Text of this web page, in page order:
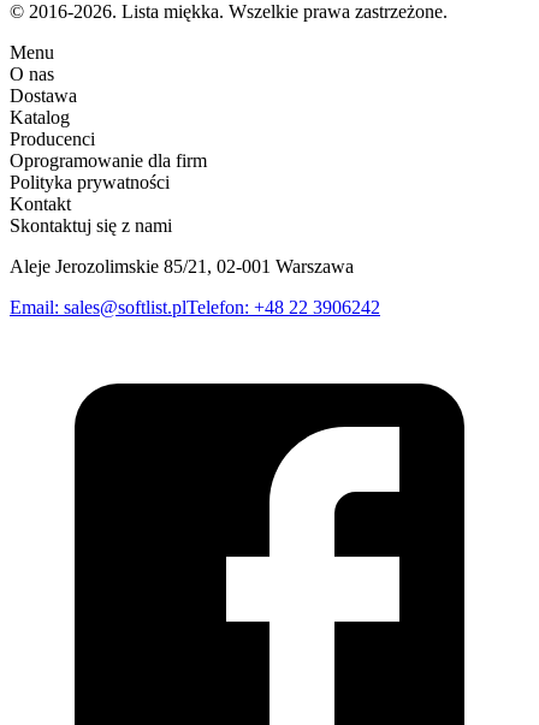
© 2016-2026. Lista miękka. Wszelkie prawa zastrzeżone.
Menu
O nas
Dostawa
Katalog
Producenci
Oprogramowanie dla firm
Polityka prywatności
Kontakt
Skontaktuj się z nami
Aleje Jerozolimskie 85/21, 02-001 Warszawa
Email: sales@softlist.plTelefon: +48 22 3906242